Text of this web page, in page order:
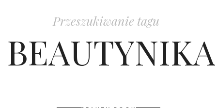
KSIĄŻKI BRIDELLE
Przeszukiwanie tagu